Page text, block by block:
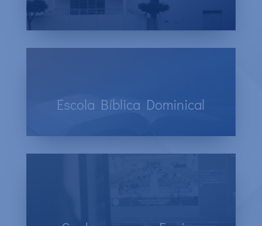
Venha para os Cultos e participe da
Escola Bíblica Dominical